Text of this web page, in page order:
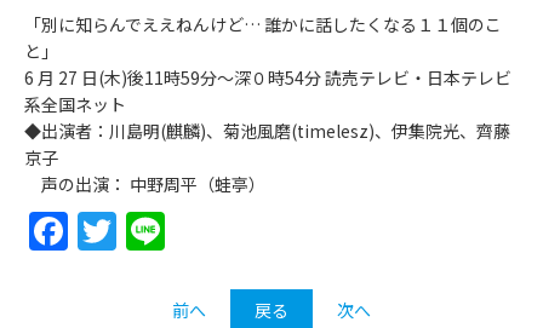
「別に知らんでええねんけど… 誰かに話したくなる１１個のこ
と」
6 月 27 日(木)後11時59分～深０時54分 読売テレビ・日本テレビ
系全国ネット
◆出演者：川島明(麒麟)、菊池風磨(timelesz)、伊集院光、齊藤
京子
声の出演： 中野周平（蛙亭）
Facebook
Twitter
前へ 戻る 次へ